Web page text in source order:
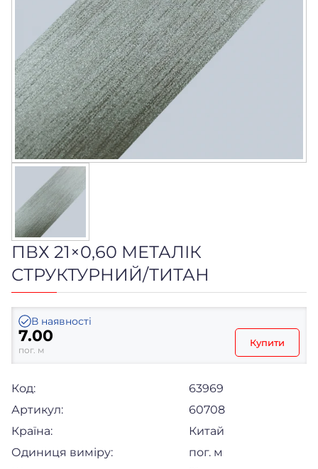
ПВХ 21×0,60 МЕТАЛІК
СТРУКТУРНИЙ/ТИТАН
В наявності
7.00
пог. м
Купити
Код:
63969
Артикул:
60708
Країна:
Китай
Одиниця виміру:
пог. м